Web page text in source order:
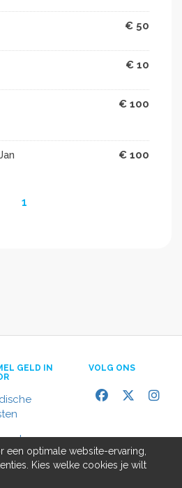
€ 50
€ 10
€ 100
€ 100
1
GELD IN
VOLG ONS
optimale website-ervaring,
Kies welke cookies je wilt